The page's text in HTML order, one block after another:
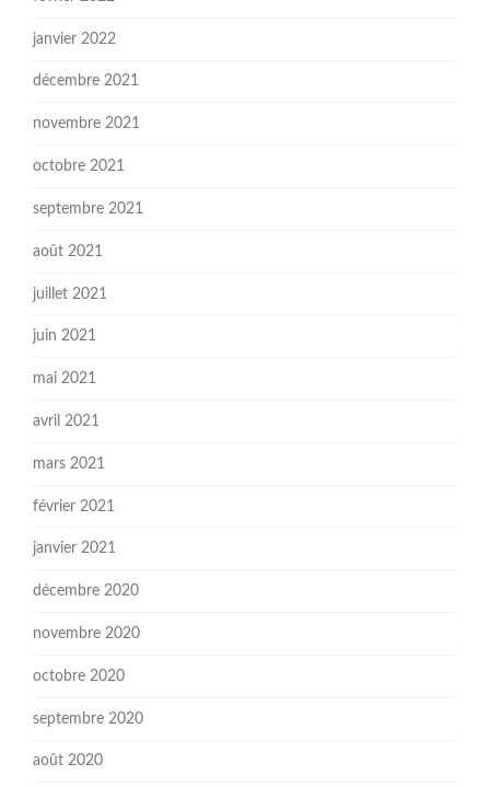
janvier 2022
décembre 2021
novembre 2021
octobre 2021
septembre 2021
août 2021
juillet 2021
juin 2021
mai 2021
avril 2021
mars 2021
février 2021
janvier 2021
décembre 2020
novembre 2020
octobre 2020
septembre 2020
août 2020